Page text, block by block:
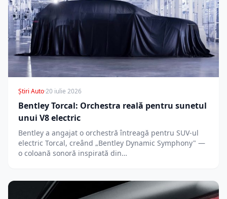
Știri Auto·20 iulie 2026
Bentley Torcal: Orchestra reală pentru sunetul
unui V8 electric
Bentley a angajat o orchestră întreagă pentru SUV-ul
electric Torcal, creând „Bentley Dynamic Symphony" —
o coloană sonoră inspirată din…